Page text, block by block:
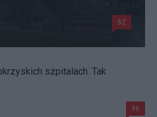
62
szpitalach. Tak
96